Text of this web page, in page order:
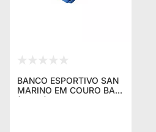
BANCO ESPORTIVO SAN
MARINO EM COURO BA11
(CADA)